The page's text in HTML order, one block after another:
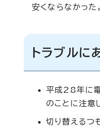
安くならなかった。
トラブルに
平成28年に電
のことに注意
切り替えるつ